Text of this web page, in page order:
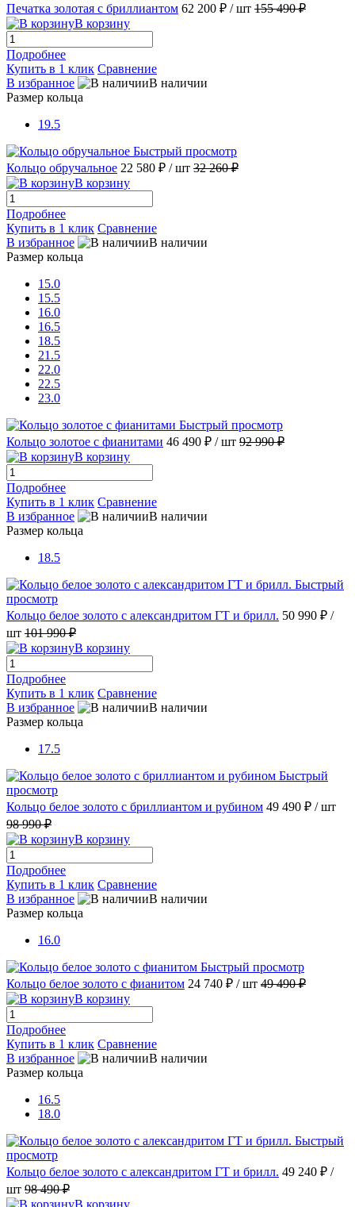
Печатка золотая с бриллиантом 62 200 ₽ / шт 155 490 ₽
В корзину
Подробнее
Купить в 1 клик Сравнение
В избранное
В наличии
Размер кольца
19.5
Быстрый просмотр
Кольцо обручальное 22 580 ₽ / шт 32 260 ₽
В корзину
Подробнее
Купить в 1 клик Сравнение
В избранное
В наличии
Размер кольца
15.0
15.5
16.0
16.5
18.5
21.5
22.0
22.5
23.0
Быстрый просмотр
Кольцо золотое с фианитами 46 490 ₽ / шт 92 990 ₽
В корзину
Подробнее
Купить в 1 клик Сравнение
В избранное
В наличии
Размер кольца
18.5
Быстрый
просмотр
Кольцо белое золото с александритом ГТ и брилл. 50 990 ₽ /
шт 101 990 ₽
В корзину
Подробнее
Купить в 1 клик Сравнение
В избранное
В наличии
Размер кольца
17.5
Быстрый
просмотр
Кольцо белое золото с бриллиантом и рубином 49 490 ₽ / шт
98 990 ₽
В корзину
Подробнее
Купить в 1 клик Сравнение
В избранное
В наличии
Размер кольца
16.0
Быстрый просмотр
Кольцо белое золото с фианитом 24 740 ₽ / шт 49 490 ₽
В корзину
Подробнее
Купить в 1 клик Сравнение
В избранное
В наличии
Размер кольца
16.5
18.0
Быстрый
просмотр
Кольцо белое золото с александритом ГТ и брилл. 49 240 ₽ /
шт 98 490 ₽
В корзину